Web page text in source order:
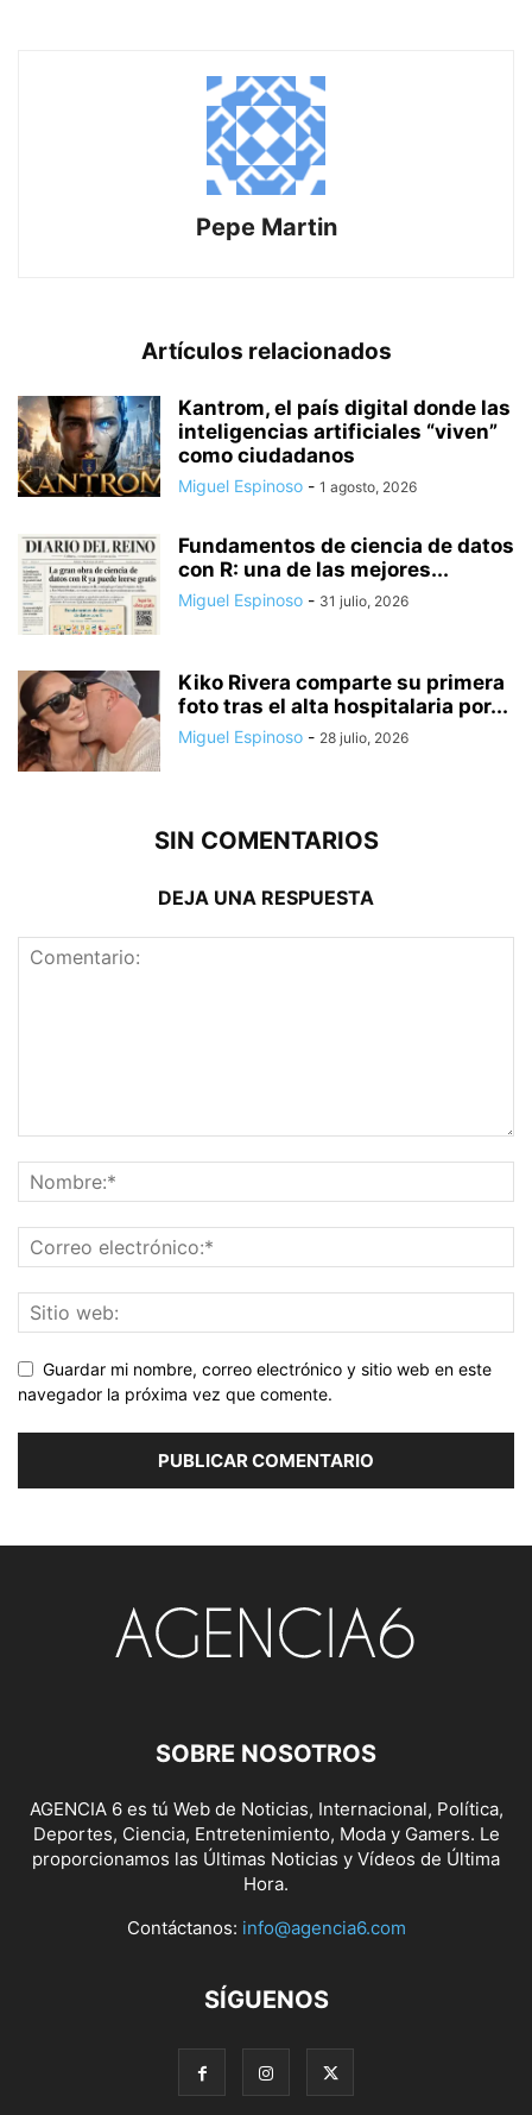
Pepe Martin
Artículos relacionados
Kantrom, el país digital donde las
inteligencias artificiales “viven”
como ciudadanos
Miguel Espinoso - 1 agosto, 2026
Fundamentos de ciencia de datos
con R: una de las mejores...
Miguel Espinoso - 31 julio, 2026
Kiko Rivera comparte su primera
foto tras el alta hospitalaria por...
Miguel Espinoso - 28 julio, 2026
SIN COMENTARIOS
DEJA UNA RESPUESTA
Guardar mi nombre, correo electrónico y sitio web en este
navegador la próxima vez que comente.
SOBRE NOSOTROS
AGENCIA 6 es tú Web de Noticias, Internacional, Política,
Deportes, Ciencia, Entretenimiento, Moda y Gamers. Le
proporcionamos las Últimas Noticias y Vídeos de Última
Hora.
Contáctanos: info@agencia6.com
SÍGUENOS